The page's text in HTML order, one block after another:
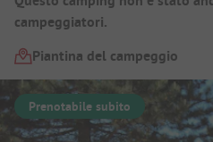
campeggiatori.
Piantina del campeggio
Prenotabile subito